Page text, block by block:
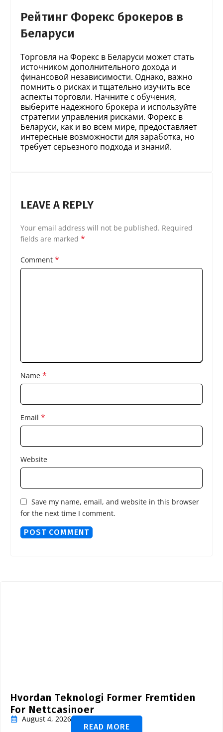
Рейтинг Форекс брокеров в
Беларуси
Торговля на Форекс в Беларуси может стать
источником дополнительного дохода и
финансовой независимости. Однако, важно
помнить о рисках и тщательно изучить все
аспекты торговли. Начните с обучения,
выберите надежного брокера и используйте
стратегии управления рисками. Форекс в
Беларуси, как и во всем мире, предоставляет
интересные возможности для заработка, но
требует серьезного подхода и знаний.
LEAVE A REPLY
Your email address will not be published. Required
fields are marked *
Comment *
Name *
Email *
Website
Save my name, email, and website in this browser
for the next time I comment.
Hvordan Teknologi Former Fremtiden
For Nettcasinoer
August 4, 2026
READ MORE